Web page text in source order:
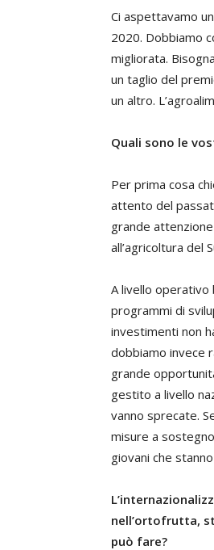
Ci aspettavamo
2020. Dobbiamo
migliorata.
un taglio del
un altro.
Quali sono le
Per prima cosa
attento del
grande
all’agricoltura del
A livello operativo
programmi di
investimenti non
dobbiamo invece
grande
gestito a livello
vanno sprecate.
misure a
giovani che
nell’ortofrutta,
può fare?